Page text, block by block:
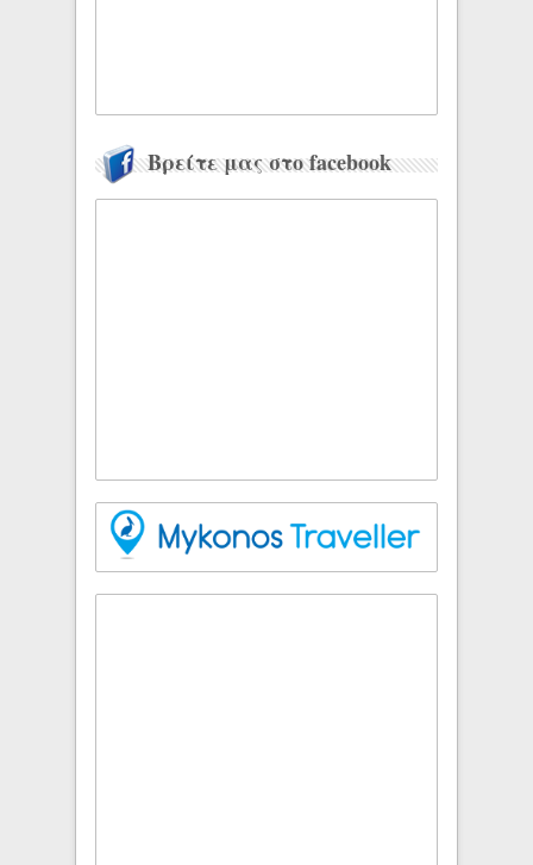
Βρείτε μας στο facebook